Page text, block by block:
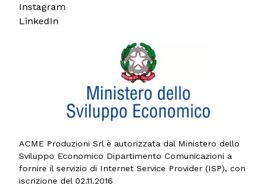
Instagram
LinkedIn
ACME Produzioni Srl è autorizzata dal Ministero dello
Sviluppo Economico Dipartimento Comunicazioni a
fornire il servizio di Internet Service Provider (ISP), con
iscrizione del 02.11.2016